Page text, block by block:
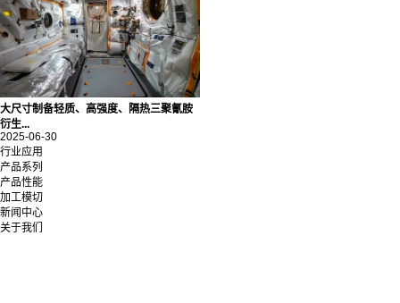
大尺寸制备轻质、高强度、隔热三聚氰胺
衍生...
2025-06-30
行业应用
产品系列
产品性能
加工模切
新闻中心
关于我们